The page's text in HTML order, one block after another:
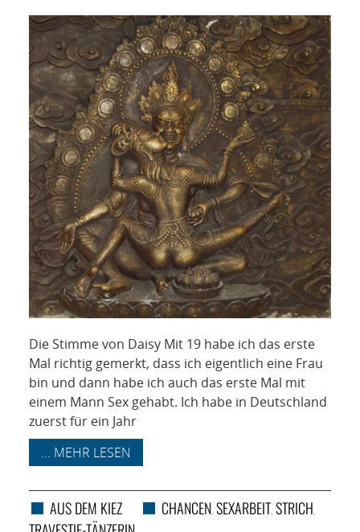
SPONSORING
KONTAKT
Die Stimme von Daisy Mit 19 habe ich das erste
Mal richtig gemerkt, dass ich eigentlich eine Frau
bin und dann habe ich auch das erste Mal mit
einem Mann Sex gehabt. Ich habe in Deutschland
zuerst für ein Jahr
... MEHR LESEN
AUS DEM KIEZ CHANCEN,SEXARBEIT,STRICH,